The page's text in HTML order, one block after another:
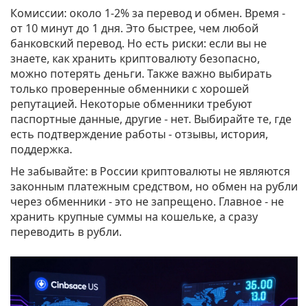
Комиссии: около 1-2% за перевод и обмен. Время -
от 10 минут до 1 дня. Это быстрее, чем любой
банковский перевод. Но есть риски: если вы не
знаете, как хранить криптовалюту безопасно,
можно потерять деньги. Также важно выбирать
только проверенные обменники с хорошей
репутацией. Некоторые обменники требуют
паспортные данные, другие - нет. Выбирайте те, где
есть подтверждение работы - отзывы, история,
поддержка.
Не забывайте: в России криптовалюты не являются
законным платежным средством, но обмен на рубли
через обменники - это не запрещено. Главное - не
хранить крупные суммы на кошельке, а сразу
переводить в рубли.